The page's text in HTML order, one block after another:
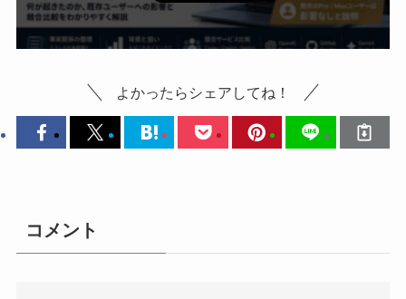
よかったらシェアしてね！
コメント